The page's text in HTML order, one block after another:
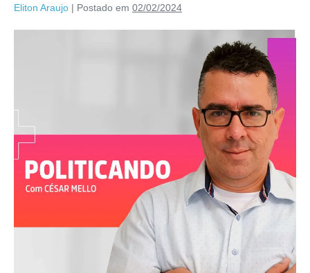
Eliton Araujo | Postado em 02/02/2024